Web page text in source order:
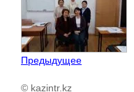
Предыдущее
© kazintr.kz